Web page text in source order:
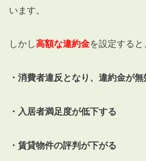
います。
しかし高額な違約金を設定すると
・消費者違反となり、違約金が
・入居者満足度が低下する
・賃貸物件の評判が下がる